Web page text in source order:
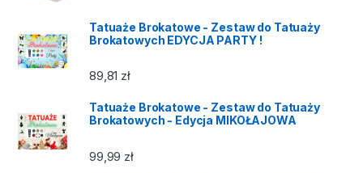
Tatuaże Brokatowe - Zestaw do Tatuaży
Brokatowych EDYCJA PARTY !
89,81 zł
Tatuaże Brokatowe - Zestaw do Tatuaży
Brokatowych - Edycja MIKOŁAJOWA
99,99 zł